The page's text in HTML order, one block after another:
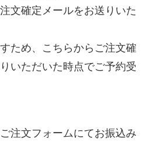
文確定メールをお送りいた
ため、こちらからご注文確
いただいた時点でご予約受
注文フォームにてお振込み